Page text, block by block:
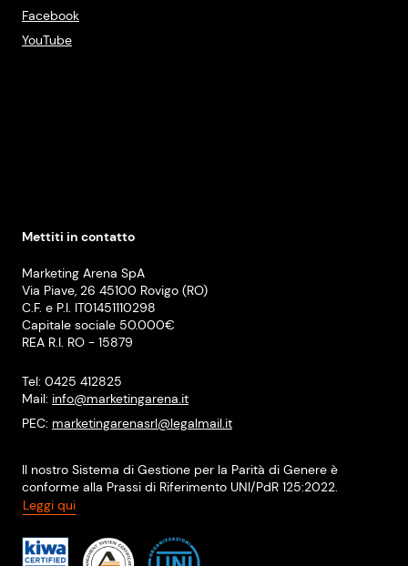
Facebook
YouTube
Mettiti in contatto
Marketing Arena SpA
Via Piave, 26 45100 Rovigo (RO)
C.F. e P.I. IT01451110298
Capitale sociale 50.000€
REA R.I. RO - 15879
Tel: 0425 412825
Mail: info@marketingarena.it
PEC: marketingarenasrl@legalmail.it
Il nostro Sistema di Gestione per la Parità di Genere è
conforme alla Prassi di Riferimento UNI/PdR 125:2022.
Leggi qui